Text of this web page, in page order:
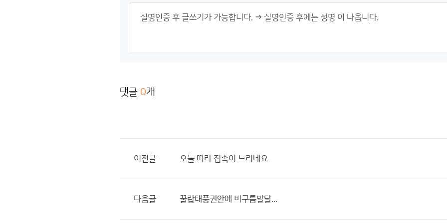
댓글 0개
이전글 오늘 따라 접속이 느리네요
다음글 꿀랍태풍권안에 비구름발달...